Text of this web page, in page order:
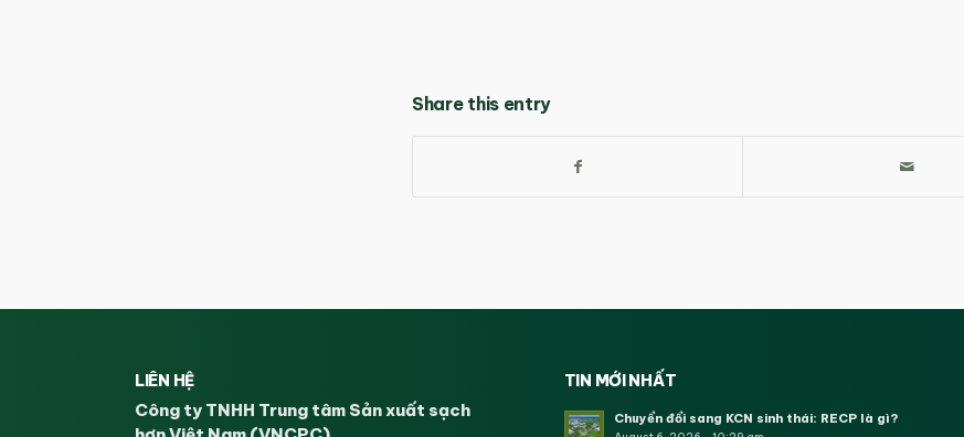
Share this entry
LIÊN HỆ
Công ty TNHH Trung tâm Sản xuất sạch
TIN MỚI NHẤT
Chuyển đổi sang KCN sinh thái: RECP là gì?